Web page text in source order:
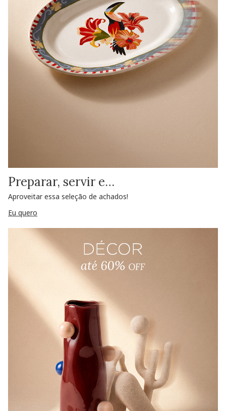
Preparar, servir e…
Aproveitar essa seleção de achados!
Eu quero